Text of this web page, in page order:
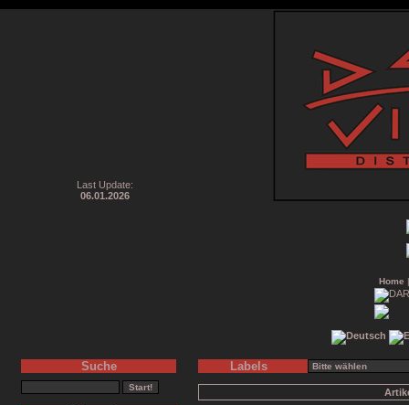
Last Update:
06.01.2026
Home
Suche Labels